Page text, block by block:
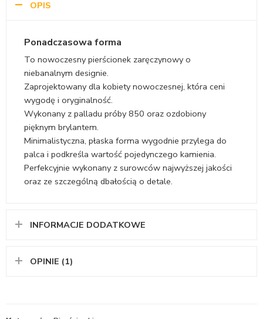
OPIS
Ponadczasowa forma
To nowoczesny pierścionek zaręczynowy o
niebanalnym designie.
Zaprojektowany dla kobiety nowoczesnej, która ceni
wygodę i oryginalność.
Wykonany z palladu próby 850 oraz ozdobiony
pięknym brylantem.
Minimalistyczna, płaska forma wygodnie przylega do
palca i podkreśla wartość pojedynczego kamienia.
Perfekcyjnie wykonany z surowców najwyższej jakości
oraz ze szczególną dbałością o detale.
INFORMACJE DODATKOWE
OPINIE (1)